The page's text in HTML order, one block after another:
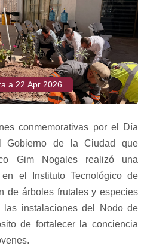
a 22 Apr 2026
conmemorativas por el Día
Gobierno de la Ciudad que
Gim Nogales realizó una
el Instituto Tecnológico de
de árboles frutales y especies
las instalaciones del Nodo de
de fortalecer la conciencia